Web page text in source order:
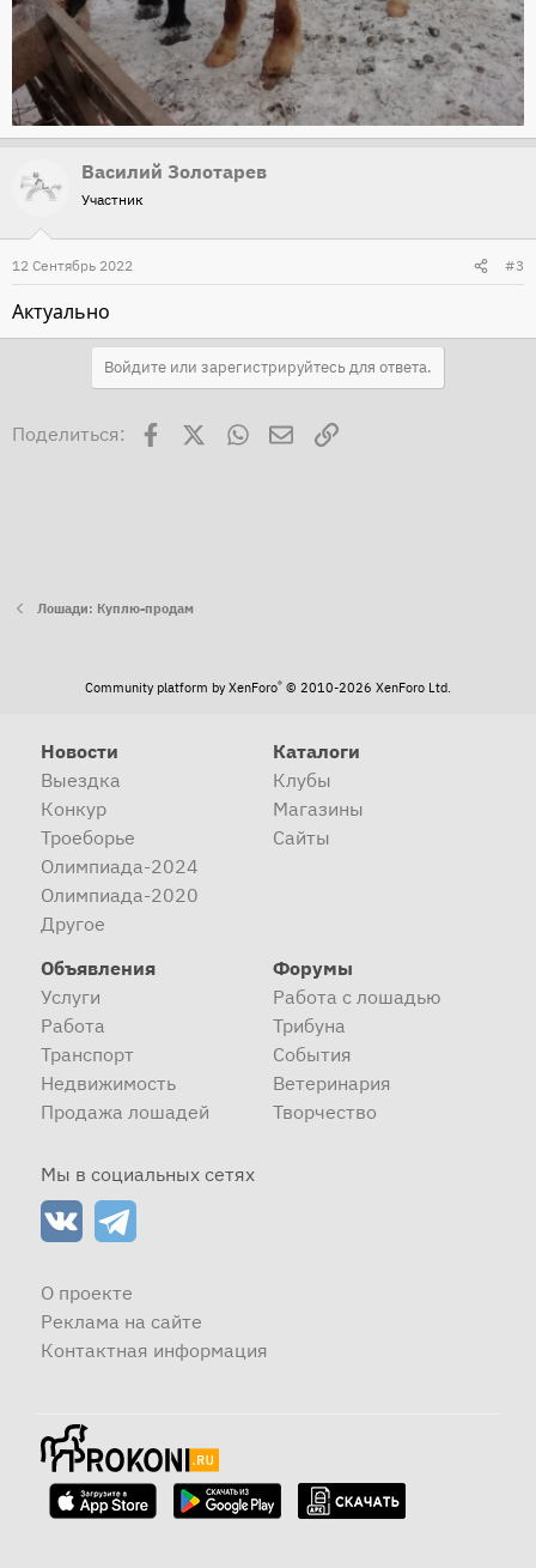
Василий Золотарев
Участник
12 Сентябрь 2022 #3
Актуально
Войдите или зарегистрируйтесь для ответа.
Поделиться: Facebook WhatsAppЭлектронная почта
Ссылка
Лошади: Куплю-продам
Community platform by XenForo® © 2010-2026 XenForo Ltd.
Новости
Выездка
Конкур
Троеборье
Олимпиада-2024
Олимпиада-2020
Другое
Каталоги
Клубы
Магазины
Сайты
Объявления
Услуги
Работа
Транспорт
Недвижимость
Продажа лошадей
Форумы
Работа с лошадью
Трибуна
События
Ветеринария
Творчество
Мы в социальных сетях
О проекте
Реклама на сайте
Контактная информация